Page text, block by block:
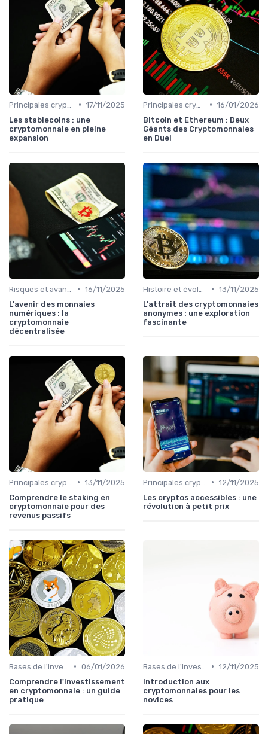
• 17/11/2025
Les stablecoins : une
cryptomonnaie en pleine
expansion
• 16/01/2026
Bitcoin et Ethereum : Deux
Géants des Cryptomonnaies
en Duel
• 16/11/2025
L'avenir des monnaies
numériques : la
cryptomonnaie
décentralisée
• 13/11/2025
L'attrait des cryptomonnaies
anonymes : une exploration
fascinante
• 13/11/2025
Comprendre le staking en
cryptomonnaie pour des
revenus passifs
• 12/11/2025
Les cryptos accessibles : une
révolution à petit prix
• 06/01/2026
Comprendre l'investissement
en cryptomonnaie : un guide
pratique
• 12/11/2025
Introduction aux
cryptomonnaies pour les
novices